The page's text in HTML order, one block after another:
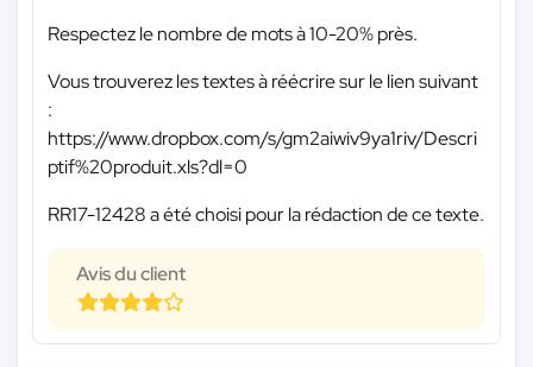
Respectez le nombre de mots à 10-20% près.
Vous trouverez les textes à réécrire sur le lien suivant
:
https://www.dropbox.com/s/gm2aiwiv9ya1riv/Descri
ptif%20produit.xls?dl=0
RR17-12428 a été choisi pour la rédaction de ce texte.
Avis du client